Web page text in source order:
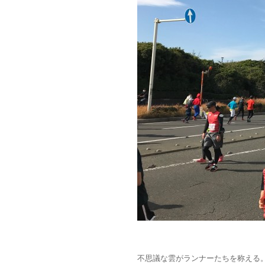
不思議な雲がランナーたちを称える